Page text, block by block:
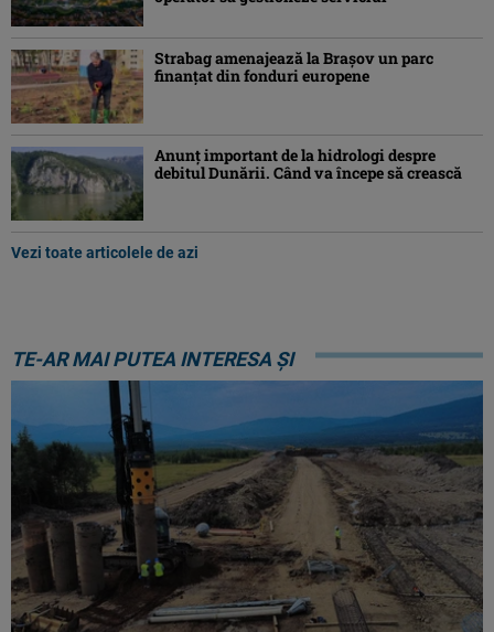
Strabag amenajează la Brașov un parc
finanțat din fonduri europene
Anunț important de la hidrologi despre
debitul Dunării. Când va începe să crească
Vezi toate articolele de azi
TE-AR MAI PUTEA INTERESA ȘI